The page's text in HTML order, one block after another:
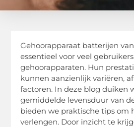
Gehoorapparaat batterijen
essentieel voor veel
gehoorapparaten. Hun
kunnen aanzienlijk variëren,
factoren. In deze blog duiken
gemiddelde levensduur van
bieden we praktische tips om
verlengen. Door inzicht te